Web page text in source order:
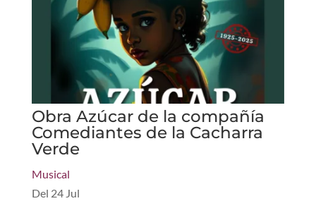
Obra Azúcar de la compañía
Comediantes de la Cacharra
Verde
Musical
Del 24 Jul